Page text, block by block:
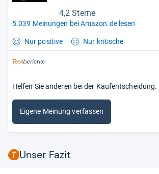
4,2 Sterne
5.039 Meinungen bei Amazon.de lesen
Nur positive Nur kritische
Helfen Sie anderen bei der Kaufentscheidung.
Eigene Meinung verfassen
Unser Fazit